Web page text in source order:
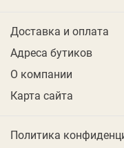
Доставка и оплата
Адреса бутиков
О компании
Карта сайта
Политика